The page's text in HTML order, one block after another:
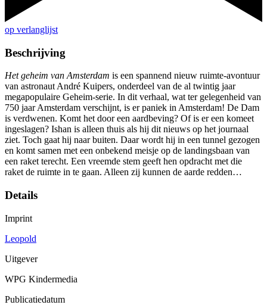
op verlanglijst
Beschrijving
Het geheim van Amsterdam is een spannend nieuw ruimte-avontuur
van astronaut André Kuipers, onderdeel van de al twintig jaar
megapopulaire Geheim-serie. In dit verhaal, wat ter gelegenheid van
750 jaar Amsterdam verschijnt, is er paniek in Amsterdam! De Dam
is verdwenen. Komt het door een aardbeving? Of is er een komeet
ingeslagen? Ishan is alleen thuis als hij dit nieuws op het journaal
ziet. Toch gaat hij naar buiten. Daar wordt hij in een tunnel gezogen
en komt samen met een onbekend meisje op de landingsbaan van
een raket terecht. Een vreemde stem geeft hen opdracht met die
raket de ruimte in te gaan. Alleen zij kunnen de aarde redden…
Details
Imprint
Leopold
Uitgever
WPG Kindermedia
Publicatiedatum